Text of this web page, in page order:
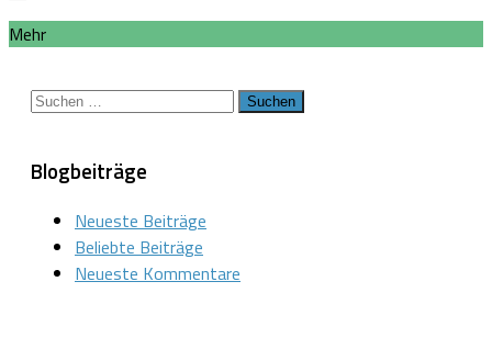
Mehr
Suchen
Blogbeiträge
Neueste Beiträge
Beliebte Beiträge
Neueste Kommentare